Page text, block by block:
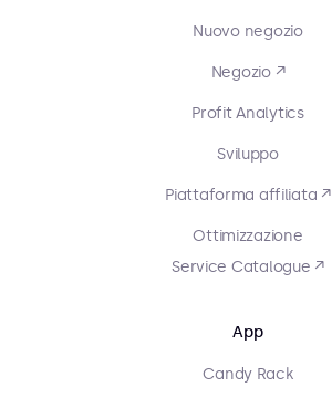
Nuovo negozio
Negozio ↗
Profit Analytics
Sviluppo
Piattaforma affiliata ↗
Ottimizzazione
Service Catalogue ↗
App
Candy Rack